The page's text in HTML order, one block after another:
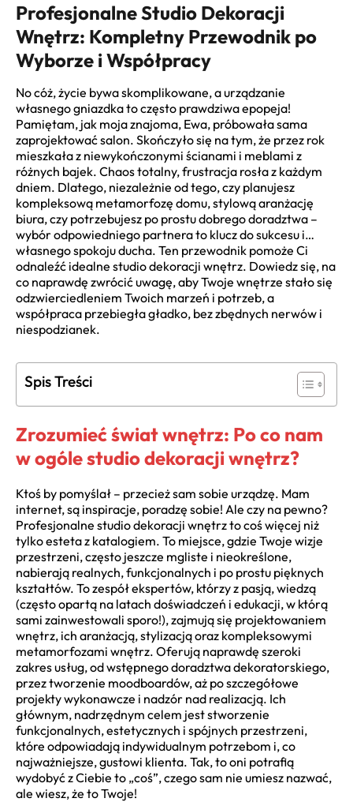
Profesjonalne Studio Dekoracji
Wnętrz: Kompletny Przewodnik po
Wyborze i Współpracy
No cóż, życie bywa skomplikowane, a urządzanie
własnego gniazdka to często prawdziwa epopeja!
Pamiętam, jak moja znajoma, Ewa, próbowała sama
zaprojektować salon. Skończyło się na tym, że przez rok
mieszkała z niewykończonymi ścianami i meblami z
różnych bajek. Chaos totalny, frustracja rosła z każdym
dniem. Dlatego, niezależnie od tego, czy planujesz
kompleksową metamorfozę domu, stylową aranżację
biura, czy potrzebujesz po prostu dobrego doradztwa –
wybór odpowiedniego partnera to klucz do sukcesu i…
własnego spokoju ducha. Ten przewodnik pomoże Ci
odnaleźć idealne studio dekoracji wnętrz. Dowiedz się, na
co naprawdę zwrócić uwagę, aby Twoje wnętrze stało się
odzwierciedleniem Twoich marzeń i potrzeb, a
współpraca przebiegła gładko, bez zbędnych nerwów i
niespodzianek.
Spis Treści
Zrozumieć świat wnętrz: Po co nam
w ogóle studio dekoracji wnętrz?
Ktoś by pomyślał – przecież sam sobie urządzę. Mam
internet, są inspiracje, poradzę sobie! Ale czy na pewno?
Profesjonalne studio dekoracji wnętrz to coś więcej niż
tylko esteta z katalogiem. To miejsce, gdzie Twoje wizje
przestrzeni, często jeszcze mgliste i nieokreślone,
nabierają realnych, funkcjonalnych i po prostu pięknych
kształtów. To zespół ekspertów, którzy z pasją, wiedzą
(często opartą na latach doświadczeń i edukacji, w którą
sami zainwestowali sporo!), zajmują się projektowaniem
wnętrz, ich aranżacją, stylizacją oraz kompleksowymi
metamorfozami wnętrz. Oferują naprawdę szeroki
zakres usług, od wstępnego doradztwa dekoratorskiego,
przez tworzenie moodboardów, aż po szczegółowe
projekty wykonawcze i nadzór nad realizacją. Ich
głównym, nadrzędnym celem jest stworzenie
funkcjonalnych, estetycznych i spójnych przestrzeni,
które odpowiadają indywidualnym potrzebom i, co
najważniejsze, gustowi klienta. Tak, to oni potrafią
wydobyć z Ciebie to „coś”, czego sam nie umiesz nazwać,
ale wiesz, że to Twoje!